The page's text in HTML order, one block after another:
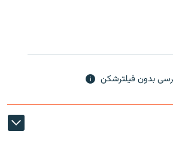
بدون فیلترشکن